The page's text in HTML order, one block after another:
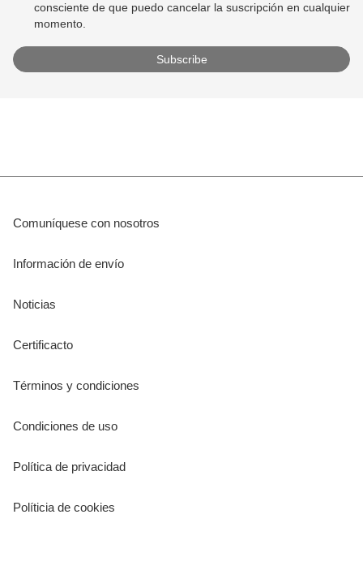
consciente de que puedo cancelar la suscripción en cualquier
momento.
Comuníquese con nosotros
Información de envío
Noticias
Certificacto
Términos y condiciones
Condiciones de uso
Política de privacidad
Políticia de cookies